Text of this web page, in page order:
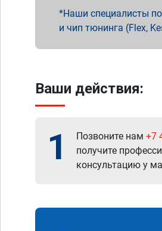
Наши специалисты
и чип тюнинга (Flex,
Ваши действия:
1 Позвоните нам +7
получите
консультацию у